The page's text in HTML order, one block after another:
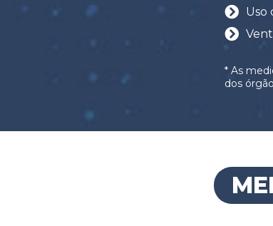
Uso
* As
dos